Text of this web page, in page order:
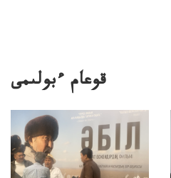
قوعام ءبولىمى